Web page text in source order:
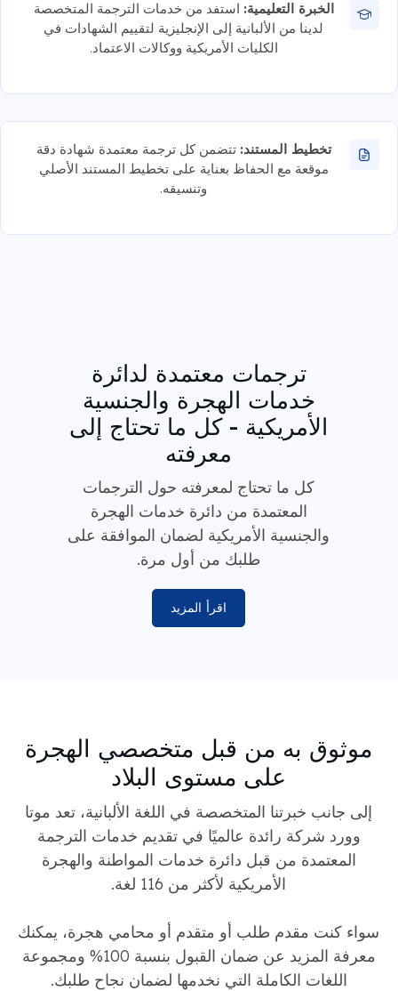
الخبرة التعليمية: استفد من خدمات الترجمة المتخصصة
لدينا من الألبانية إلى الإنجليزية لتقييم الشهادات في
الكليات الأمريكية ووكالات الاعتماد.
تخطيط المستند: تتضمن كل ترجمة معتمدة شهادة دقة
موقعة مع الحفاظ بعناية على تخطيط المستند الأصلي
وتنسيقه.
ترجمات معتمدة لدائرة
خدمات الهجرة والجنسية
الأمريكية - كل ما تحتاج إلى
معرفته
كل ما تحتاج لمعرفته حول الترجمات
المعتمدة من دائرة خدمات الهجرة
والجنسية الأمريكية لضمان الموافقة على
طلبك من أول مرة.
اقرأ المزيد
موثوق به من قبل متخصصي الهجرة
على مستوى البلاد
إلى جانب خبرتنا المتخصصة في اللغة الألبانية، تعد موتا
وورد شركة رائدة عالميًا في تقديم خدمات الترجمة
المعتمدة من قبل دائرة خدمات المواطنة والهجرة
الأمريكية لأكثر من 116 لغة.
سواء كنت مقدم طلب أو متقدم أو محامي هجرة، يمكنك
معرفة المزيد عن ضمان القبول بنسبة 100% ومجموعة
اللغات الكاملة التي نخدمها لضمان نجاح طلبك.